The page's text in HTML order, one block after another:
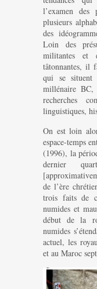
l’examen des
plusieurs
des
Loin des
militantes et
tâtonnantes, il
qui se
millénaire BC,
recherches
linguistiques,
On est loin
espace-temps
(1996), la
dernier
de l’ère
trois faits de
numides et
début de la
numides
actuel, les
et au Maroc